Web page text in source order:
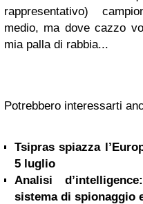
rappresentativo)
medio, ma dove cazzo
mia palla di rabbia...
Potrebbero interessarti
Tsipras spiazza
5 luglio
Analisi
sistema di spionaggio